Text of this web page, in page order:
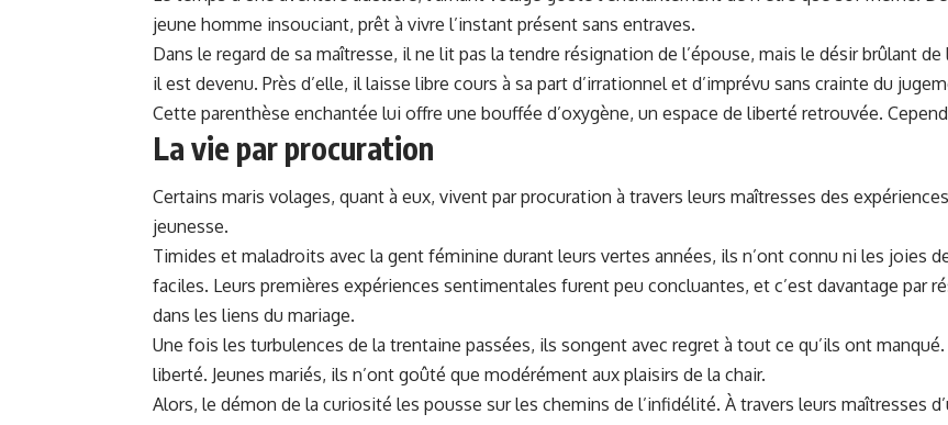
jeune homme insouciant, prêt à vivre l’instant présent sans entraves.
Dans le regard de sa maîtresse, il ne lit pas la tendre résignation de l’épouse, mais le désir brûlant
il est devenu. Près d’elle, il laisse libre cours à sa part d’irrationnel et d’imprévu sans crainte du
Cette parenthèse enchantée lui offre une bouffée d’oxygène, un espace de liberté retrouvée.
La vie par procuration
Certains maris volages, quant à eux, vivent par procuration à travers leurs maîtresses des
jeunesse.
Timides et maladroits avec la gent féminine durant leurs vertes années, ils n’ont connu ni les joies
faciles. Leurs premières expériences sentimentales furent peu concluantes, et c’est davantage par
dans les liens du mariage.
Une fois les turbulences de la trentaine passées, ils songent avec regret à tout ce qu’ils ont
liberté. Jeunes mariés, ils n’ont goûté que modérément aux plaisirs de la chair.
Alors, le démon de la curiosité les pousse sur les chemins de l’infidélité. À travers leurs maîtresses